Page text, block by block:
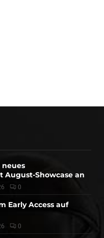
Showcase an
0
Early Access auf
0